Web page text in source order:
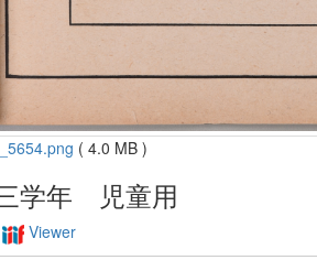
( 4.0 MB )
学年 児童用
Viewer